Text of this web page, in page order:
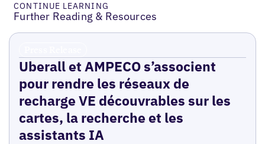
CONTINUE LEARNING
Further Reading & Resources
Uberall et AMPECO s’associent
pour rendre les réseaux de
recharge VE découvrables sur les
cartes, la recherche et les
assistants IA